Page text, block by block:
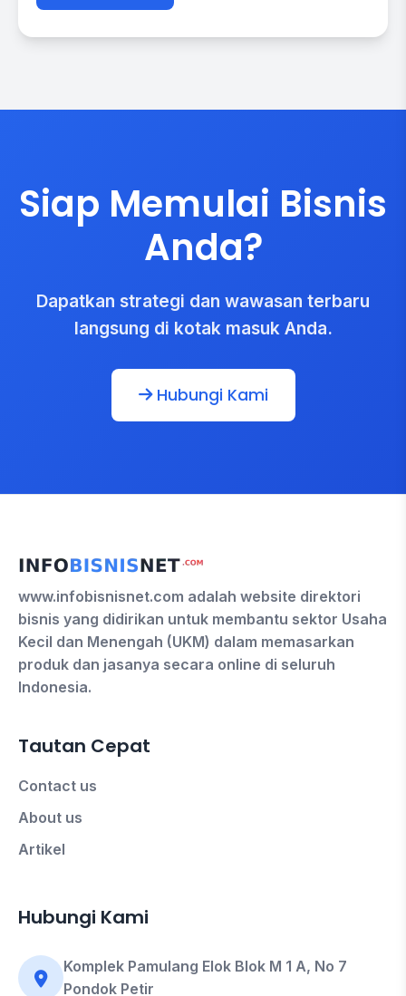
Siap Memulai Bisnis
Anda?
Dapatkan strategi dan wawasan terbaru
langsung di kotak masuk Anda.
Hubungi Kami
www.infobisnisnet.com adalah website direktori
bisnis yang didirikan untuk membantu sektor Usaha
Kecil dan Menengah (UKM) dalam memasarkan
produk dan jasanya secara online di seluruh
Indonesia.
Tautan Cepat
Contact us
About us
Artikel
Hubungi Kami
Komplek Pamulang Elok Blok M 1 A, No 7
Pondok Petir